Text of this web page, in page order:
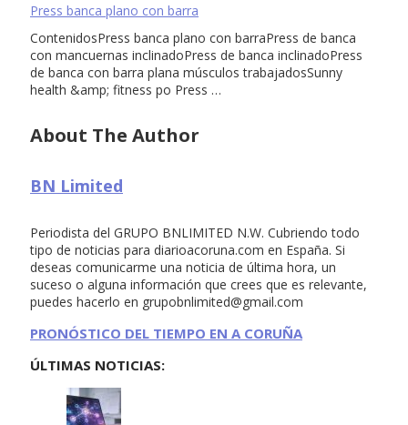
Press banca plano con barra
ContenidosPress banca plano con barraPress de banca
con mancuernas inclinadoPress de banca inclinadoPress
de banca con barra plana músculos trabajadosSunny
health &amp; fitness po Press …
About The Author
BN Limited
Periodista del GRUPO BNLIMITED N.W. Cubriendo todo
tipo de noticias para diarioacoruna.com en España. Si
deseas comunicarme una noticia de última hora, un
suceso o alguna información que crees que es relevante,
puedes hacerlo en grupobnlimited@gmail.com
PRONÓSTICO DEL TIEMPO EN A CORUÑA
ÚLTIMAS NOTICIAS: